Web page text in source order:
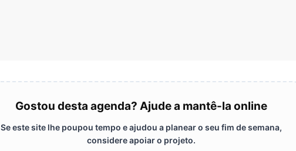
Gostou desta agenda? Ajude a mantê-la online
Se este site lhe poupou tempo e ajudou a planear o seu fim de semana,
considere apoiar o projeto.